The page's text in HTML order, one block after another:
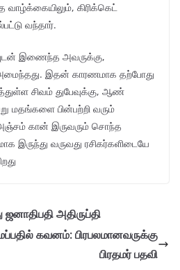
கிரிக்கெட்
வந்தார்.
இணைந்த அவருக்கு,
அமைந்தது. இதன் காரணமாக தற்போது
சிவம் துபேவுக்கு, ஆண்
மதங்களை பின்பற்றி வரும்
அஞ்சம் கான் இருவரும் சொந்த
இருந்து வருவது ரசிகர்களிடையே
அதிருப்தி
கவனம்: பிரபலமானவருக்கு
பிரதமர் பதவி